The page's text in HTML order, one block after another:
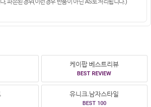
, 파손된경우(이런경우 반품이 아닌 AS로 처리됩니다.)
케이팝 베스트리뷰
BEST REVIEW
유니크.남자스타일
BEST 100